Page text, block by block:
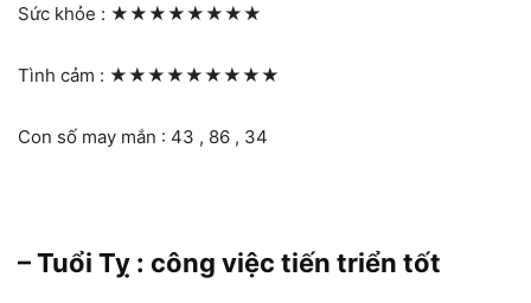
Sức khỏe : ★★★★★★★★
Tình cảm : ★★★★★★★★★
Con số may mắn : 43 , 86 , 34
– Tuổi Tỵ : công việc tiến triển tốt